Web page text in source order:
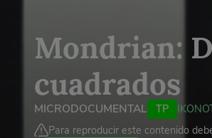
Mondrian:
cuadrados
MICRODOCUMENTAL TP
Para reproducir este contenido